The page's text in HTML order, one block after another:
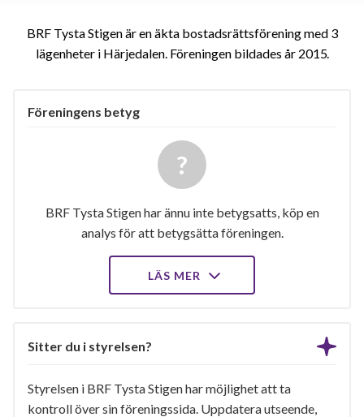
BRF Tysta Stigen är en äkta bostadsrättsförening med 3
lägenheter i Härjedalen. Föreningen bildades år 2015
Föreningens betyg
BRF Tysta Stigen har ännu inte betygsatts, köp en
analys för att betygsätta föreningen.
LÄS MER
Sitter du i styrelsen?
Styrelsen i BRF Tysta Stigen har möjlighet att ta
kontroll över sin föreningssida. Uppdatera utseende,